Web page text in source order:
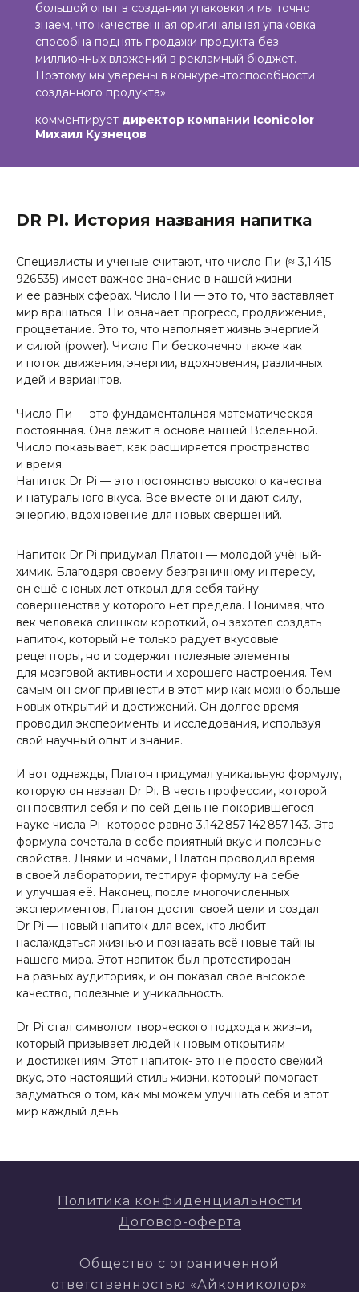
большой опыт в создании упаковки и мы точно
знаем, что качественная оригинальная упаковка
способна поднять продажи продукта без
миллионных вложений в рекламный бюджет.
Поэтому мы уверены в конкурентоспособности
созданного продукта»
комментирует директор компании Iconicolor
Михаил Кузнецов
DR PI. История названия напитка
Специалисты и ученые считают, что число Пи (≈ 3,1 415
926 535) имеет важное значение в нашей жизни
и ее разных сферах. Число Пи — это то, что заставляет
мир вращаться. Пи означает прогресс, продвижение,
процветание. Это то, что наполняет жизнь энергией
и силой (power). Число Пи бесконечно также как
и поток движения, энергии, вдохновения, различных
идей и вариантов.
Число Пи — это фундаментальная математическая
постоянная. Она лежит в основе нашей Вселенной.
Число показывает, как расширяется пространство
и время.
Напиток Dr Pi — это постоянство высокого качества
и натурального вкуса. Все вместе они дают силу,
энергию, вдохновение для новых свершений.
Напиток Dr Pi придумал Платон — молодой учёный-
химик. Благодаря своему безграничному интересу,
он ещё с юных лет открыл для себя тайну
совершенства у которого нет предела. Понимая, что
век человека слишком короткий, он захотел создать
напиток, который не только радует вкусовые
рецепторы, но и содержит полезные элементы
для мозговой активности и хорошего настроения. Тем
самым он смог привнести в этот мир как можно больше
новых открытий и достижений. Он долгое время
проводил эксперименты и исследования, используя
свой научный опыт и знания.
И вот однажды, Платон придумал уникальную формулу,
которую он назвал Dr Pi. В честь профессии, которой
он посвятил себя и по сей день не покорившегося
науке числа Pi- которое равно 3,142 857 142 857 143. Эта
формула сочетала в себе приятный вкус и полезные
свойства. Днями и ночами, Платон проводил время
в своей лаборатории, тестируя формулу на себе
и улучшая её. Наконец, после многочисленных
экспериментов, Платон достиг своей цели и создал
Dr Pi — новый напиток для всех, кто любит
наслаждаться жизнью и познавать всё новые тайны
нашего мира. Этот напиток был протестирован
на разных аудиториях, и он показал свое высокое
качество, полезные и уникальность.
Dr Pi стал символом творческого подхода к жизни,
который призывает людей к новым открытиям
и достижениям. Этот напиток- это не просто свежий
вкус, это настоящий стиль жизни, который помогает
задуматься о том, как мы можем улучшать себя и этот
мир каждый день.
Политика конфиденциальности
Договор-оферта
Общество с ограниченной
ответственностью «Айкониколор»